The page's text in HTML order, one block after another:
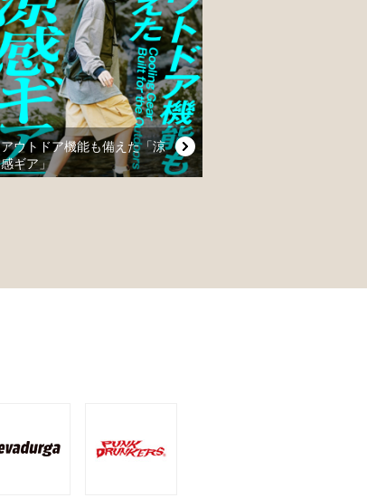
アウトドア機能も備えた「涼
感ギア」